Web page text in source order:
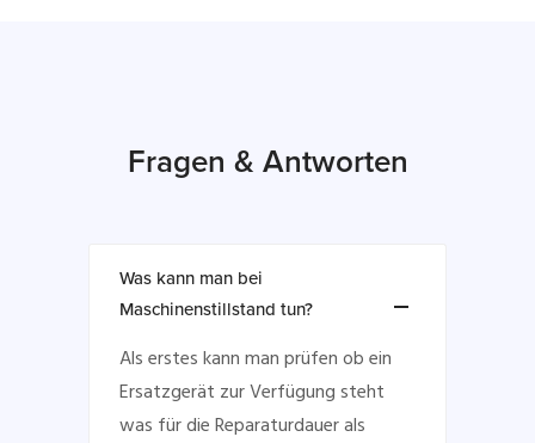
Fragen & Antworten
Was kann man bei
Maschinenstillstand tun?
Als erstes kann man prüfen ob ein
Ersatzgerät zur Verfügung steht
was für die Reparaturdauer als